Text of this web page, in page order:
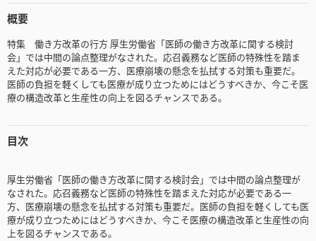
概要
特集 働き方改革の行方 厚生労働省「医師の働き方改革に関する検討
会」では中間の論点整理がなされた。応召義務など医師の特殊性を踏ま
えた対応が必要である一方、医療崩壊の懸念を払拭する対策も重要だ。
医師の負担を軽くしても医療が成り立つためにはどうすべきか、今こそ医
療の構造改革と生産性の向上を図るチャンスである。
目次
厚生労働省「医師の働き方改革に関する検討会」では中間の論点整理が
なされた。応召義務など医師の特殊性を踏まえた対応が必要である一
方、医療崩壊の懸念を払拭する対策も重要だ。医師の負担を軽くしても医
療が成り立つためにはどうすべきか、今こそ医療の構造改革と生産性の向
上を図るチャンスである。